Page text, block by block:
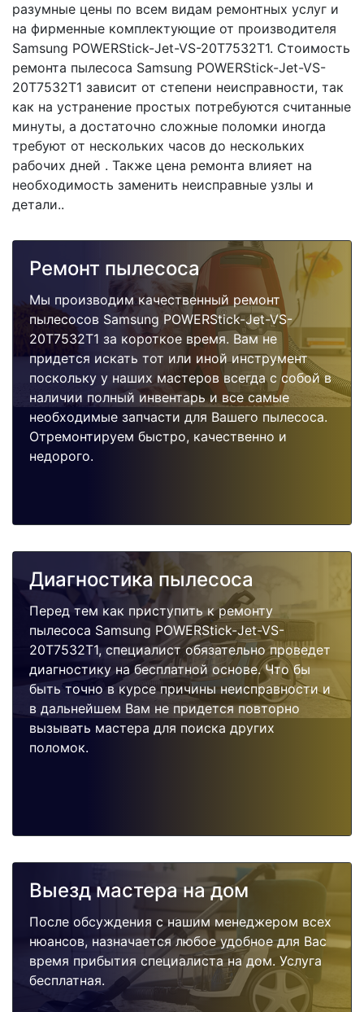
разумные цены по всем видам ремонтных услуг и
на фирменные комплектующие от производителя
Samsung POWERStick-Jet-VS-20T7532T1. Стоимость
ремонта пылесоса Samsung POWERStick-Jet-VS-
20T7532T1 зависит от степени неисправности, так
как на устранение простых потребуются считанные
минуты, а достаточно сложные поломки иногда
требуют от нескольких часов до нескольких
рабочих дней . Также цена ремонта влияет на
необходимость заменить неисправные узлы и
детали..
Ремонт пылесоса
Мы производим качественный ремонт
пылесосов Samsung POWERStick-Jet-VS-
20T7532T1 за короткое время. Вам не
придется искать тот или иной инструмент
поскольку у наших мастеров всегда с собой в
наличии полный инвентарь и все самые
необходимые запчасти для Вашего пылесоса.
Отремонтируем быстро, качественно и
недорого.
Диагностика пылесоса
Перед тем как приступить к ремонту
пылесоса Samsung POWERStick-Jet-VS-
20T7532T1, специалист обязательно проведет
диагностику на бесплатной основе. Что бы
быть точно в курсе причины неисправности и
в дальнейшем Вам не придется повторно
вызывать мастера для поиска других
поломок.
Выезд мастера на дом
После обсуждения с нашим менеджером всех
нюансов, назначается любое удобное для Вас
время прибытия специалиста на дом. Услуга
бесплатная.